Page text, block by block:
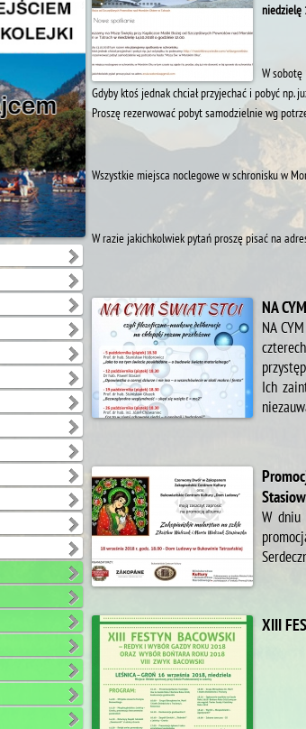
niedzielę
W sobotę
Gdyby ktoś jednak chciał przyjechać i pobyć np.
Proszę rezerwować pobyt samodzielnie wg
Wszystkie miejsca noclegowe w schronisku w
W razie jakichkolwiek pytań proszę pisać na
NA
NA
Ich
W
XIII